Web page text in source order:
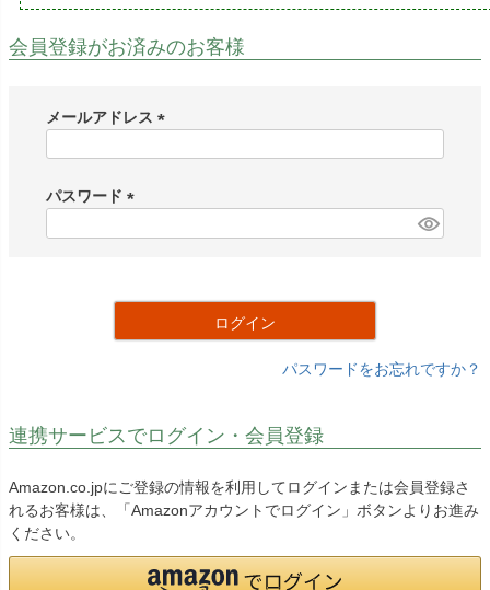
会員登録がお済みのお客様
メールアドレス
)
パスワード
ログイン
パスワードをお忘れですか？
連携サービスでログイン・会員登録
Amazon.co.jpにご登録の情報を利用してログインまたは会員登録さ
れるお客様は、「Amazonアカウントでログイン」ボタンよりお進み
ください。